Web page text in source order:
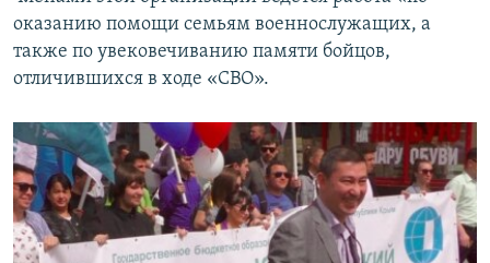
оказанию помощи семьям военнослужащих, а
также по увековечиванию памяти бойцов,
отличившихся в ходе «СВО».